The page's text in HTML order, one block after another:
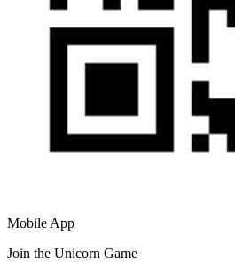
Mobile App
Join the Unicorn Game